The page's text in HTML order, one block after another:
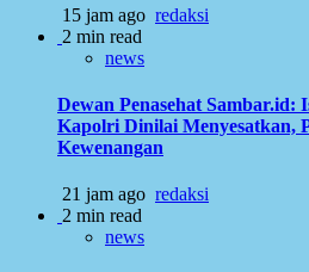
15 jam ago redaksi
2 min read
news
Dewan Penasehat Sambar.id:
Kapolri Dinilai Menyesatkan,
Kewenangan
21 jam ago redaksi
2 min read
news